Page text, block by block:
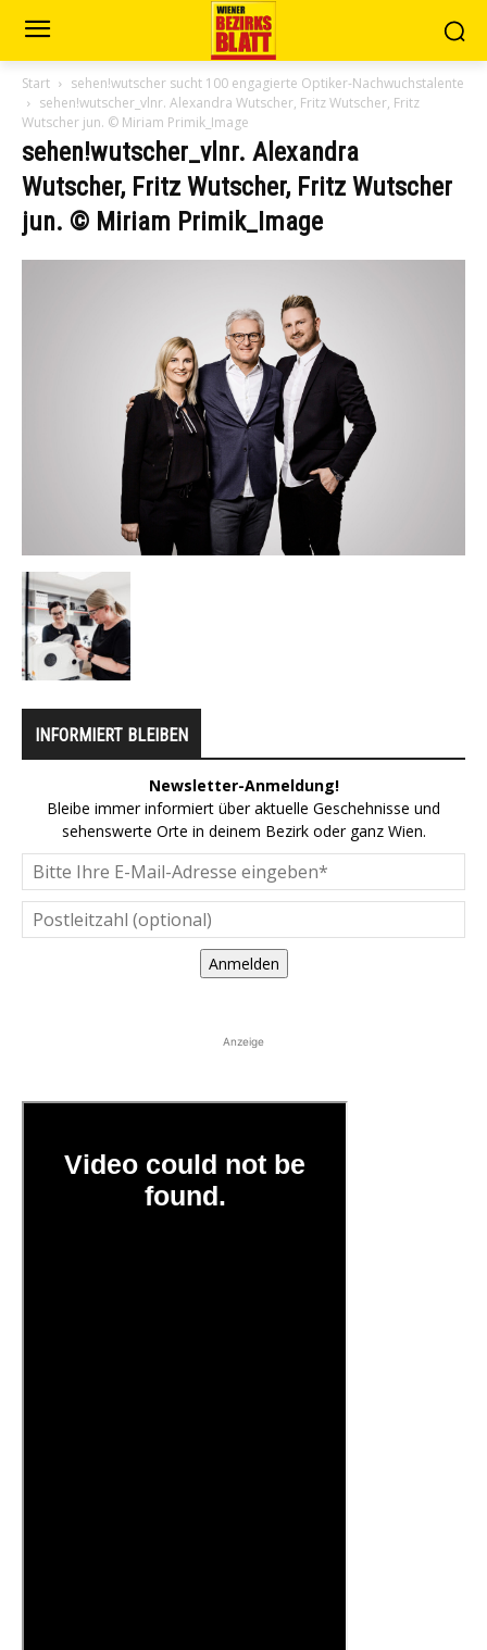
Start
sehen!wutscher sucht 100 engagierte Optiker-Nachwuchstalente
sehen!wutscher_vlnr. Alexandra Wutscher, Fritz Wutscher, Fritz
Wutscher jun. © Miriam Primik_Image
sehen!wutscher_vlnr. Alexandra
Wutscher, Fritz Wutscher, Fritz Wutscher
jun. © Miriam Primik_Image
INFORMIERT BLEIBEN
Newsletter-Anmeldung!
Bleibe immer informiert über aktuelle Geschehnisse und
sehenswerte Orte in deinem Bezirk oder ganz Wien.
Anmelden
Anzeige